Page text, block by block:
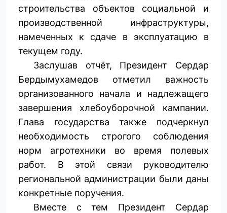
строительства объектов социальной и
производственной инф­раструктуры,
намеченных к сдаче в эксплуатацию в
текущем году.
Заслушав отчёт, Президент Сердар
Бердымухамедов отметил важность
организованного начала и надлежащего
завершения хлебоуборочной кампании.
Глава государства также подчеркнул
необходимость строгого соб­людения
норм агротехники во время полевых
работ. В этой связи руководителю
региональной администрации были даны
конкретные поручения.
Вместе с тем Президент Сердар